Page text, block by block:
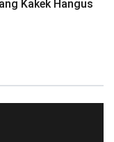
Kakek Hangus